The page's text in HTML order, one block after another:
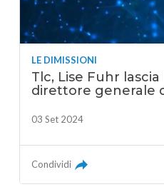
LE DIMISSIONI
Tlc, Lise Fuhr
direttore generale
03 Set 2024
Condividi